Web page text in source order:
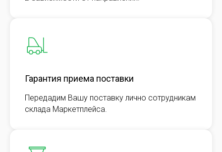
Гарантия приема поставки
Передадим Вашу поставку лично сотрудникам
склада Маркетплейса.